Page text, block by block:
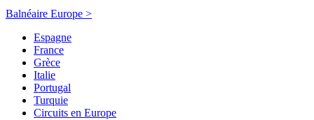
Balnéaire Europe >
Espagne
France
Grèce
Italie
Portugal
Turquie
Circuits en Europe